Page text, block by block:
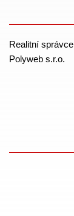
Realitní správce
Polyweb s.r.o.